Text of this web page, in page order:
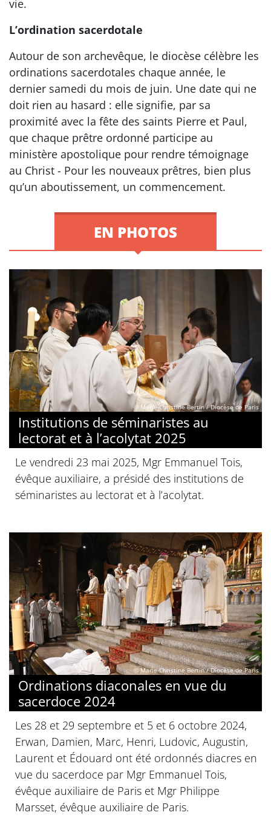
vie.
L’ordination sacerdotale
Autour de son archevêque, le diocèse célèbre les
ordinations sacerdotales chaque année, le
dernier samedi du mois de juin. Une date qui ne
doit rien au hasard : elle signifie, par sa
proximité avec la fête des saints Pierre et Paul,
que chaque prêtre ordonné participe au
ministère apostolique pour rendre témoignage
au Christ - Pour les nouveaux prêtres, bien plus
qu’un aboutissement, un commencement.
EN PHOTOS
© Marie-Christine Bertin / Diocèse de Paris
Institutions de séminaristes au
lectorat et à l’acolytat 2025
Le vendredi 23 mai 2025, Mgr Emmanuel Tois,
évêque auxiliaire, a présidé des institutions de
séminaristes au lectorat et à l’acolytat.
© Marie-Christine Bertin / Diocèse de Paris
Ordinations diaconales en vue du
sacerdoce 2024
Les 28 et 29 septembre et 5 et 6 octobre 2024,
Erwan, Damien, Marc, Henri, Ludovic, Augustin,
Laurent et Édouard ont été ordonnés diacres en
vue du sacerdoce par Mgr Emmanuel Tois,
évêque auxiliaire de Paris et Mgr Philippe
Marsset, évêque auxiliaire de Paris.